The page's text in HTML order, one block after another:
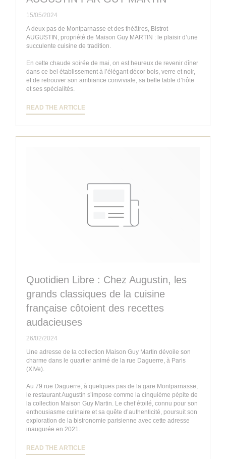
15/05/2024
A deux pas de Montparnasse et des théâtres, Bistrot
AUGUSTIN, propriété de Maison Guy MARTIN : le plaisir d’une
succulente cuisine de tradition.
En cette chaude soirée de mai, on est heureux de revenir dîner
dans ce bel établissement à l’élégant décor bois, verre et noir,
et de retrouver son ambiance conviviale, sa belle table d’hôte
et ses spécialités.
READ THE ARTICLE
Quotidien Libre : Chez Augustin, les
grands classiques de la cuisine
française côtoient des recettes
audacieuses
26/02/2024
Une adresse de la collection Maison Guy Martin dévoile son
charme dans le quartier animé de la rue Daguerre, à Paris
(XIVe).
Au 79 rue Daguerre, à quelques pas de la gare Montparnasse,
le restaurant Augustin s’impose comme la cinquième pépite de
la collection Maison Guy Martin. Le chef étoilé, connu pour son
enthousiasme culinaire et sa quête d’authenticité, poursuit son
exploration de la bistronomie parisienne avec cette adresse
inaugurée en 2021.
READ THE ARTICLE